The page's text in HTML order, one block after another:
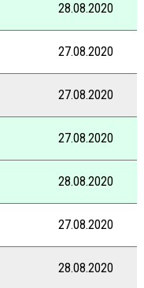
28.08.2020
27.08.2020
27.08.2020
27.08.2020
28.08.2020
27.08.2020
28.08.2020